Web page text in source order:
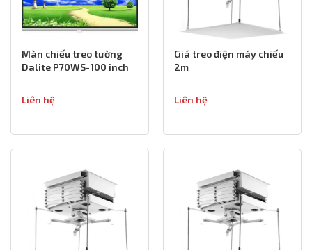
Màn chiếu treo tường
Dalite P70WS-100 inch
Liên hệ
Giá treo điện máy chiếu
2m
Liên hệ